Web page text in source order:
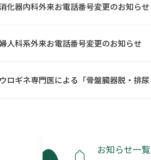
化器内科外来お電話番号変更のお知らせ
人科系外来お電話番号変更のお知らせ
お知らせ一覧